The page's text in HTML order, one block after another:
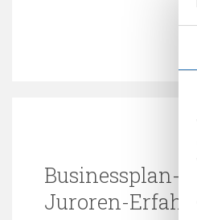
Businessplan-
Juroren-